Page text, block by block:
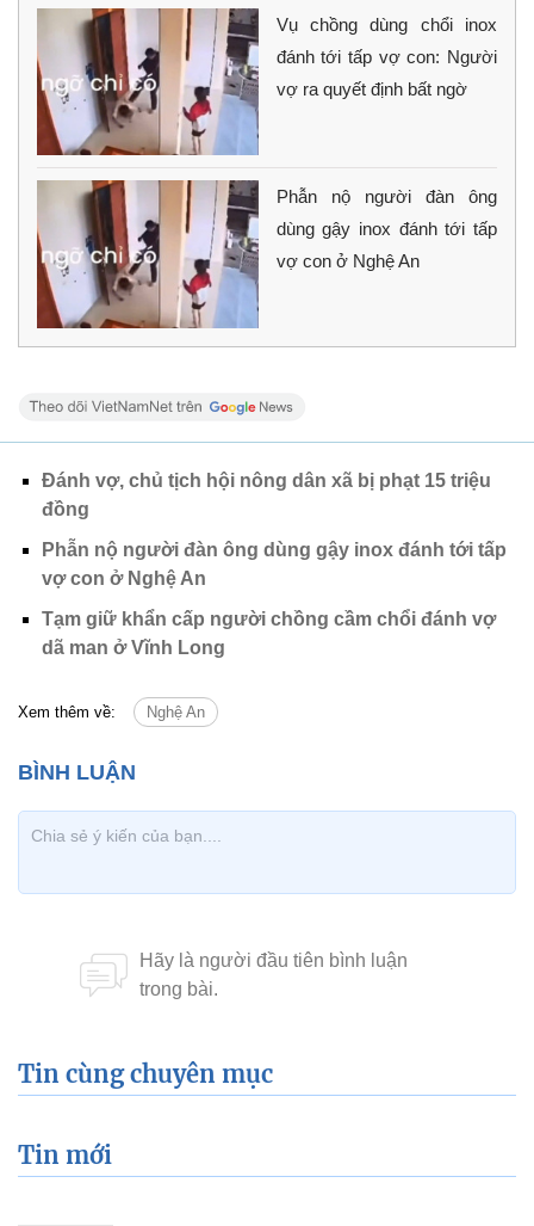
Vụ chồng dùng chổi inox
đánh tới tấp vợ con: Người
vợ ra quyết định bất ngờ
Phẫn nộ người đàn ông
dùng gậy inox đánh tới tấp
vợ con ở Nghệ An
Đánh vợ, chủ tịch hội nông dân xã bị phạt 15 triệu
đồng
Phẫn nộ người đàn ông dùng gậy inox đánh tới tấp
vợ con ở Nghệ An
Tạm giữ khẩn cấp người chồng cầm chổi đánh vợ
dã man ở Vĩnh Long
Xem thêm về: Nghệ An
Tin cùng chuyên mục
Tin mới